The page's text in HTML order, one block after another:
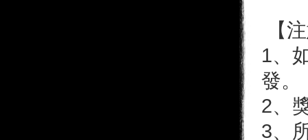
【
1、
發。
2、
3、